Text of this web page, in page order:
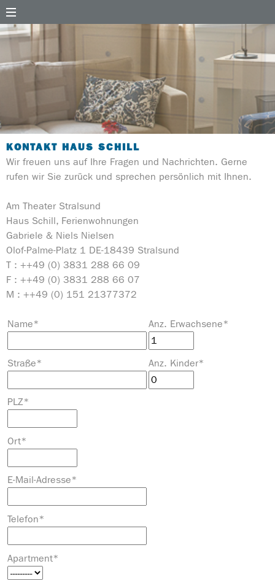
KONTAKT HAUS SCHILL
Wir freuen uns auf Ihre Fragen und Nachrichten. Gerne
rufen wir Sie zurück und sprechen persönlich mit Ihnen.
Am Theater Stralsund
Haus Schill, Ferienwohnungen
Gabriele & Niels Nielsen
Olof-Palme-Platz 1 DE-18439 Stralsund
T : ++49 (0) 3831 288 66 09
F : ++49 (0) 3831 288 66 07
M : ++49 (0) 151 21377372
Name* Anz. Erwachsene*
Straße* Anz. Kinder*
PLZ*
Ort*
E-Mail-Adresse*
Telefon*
Apartment*